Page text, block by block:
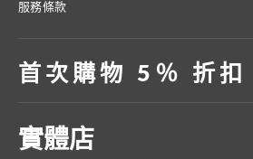
服務條款
首次購物 5％ 折扣
實體店